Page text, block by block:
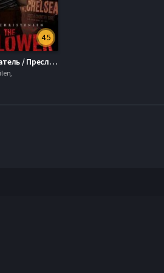
4.5
Последователь / Преследователь (2016)